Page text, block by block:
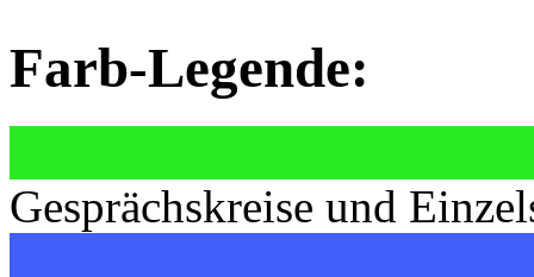
Farb-Legende:
Gesprächskreise und